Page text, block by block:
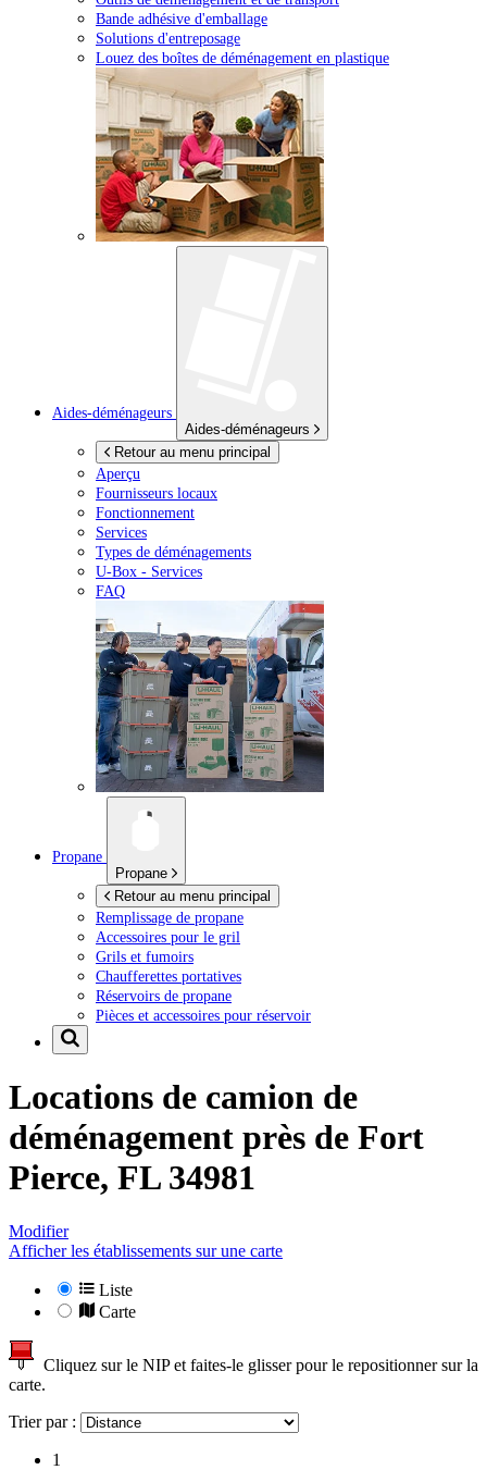
Bande adhésive d'emballage
Solutions d'entreposage
Louez des boîtes de déménagement en plastique
Aides-déménageurs
Aides-déménageurs
Retour au menu principal
Aperçu
Fournisseurs locaux
Fonctionnement
Services
Types de déménagements
U-Box - Services
FAQ
Propane
Propane
Retour au menu principal
Remplissage de propane
Accessoires pour le gril
Grils et fumoirs
Chaufferettes portatives
Réservoirs de propane
Pièces et accessoires pour réservoir
Locations de camion de
déménagement près de Fort
Pierce, FL 34981
Modifier
Afficher les établissements sur une carte
Liste
Carte
Cliquez sur le NIP et faites-le glisser pour le repositionner sur la
carte.
Trier par :
1